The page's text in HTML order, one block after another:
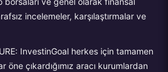
incelemeler, karşılaştırmalar ve
InvestinGoal herkes için tamamen
çıkardığımız aracı kurumlardan